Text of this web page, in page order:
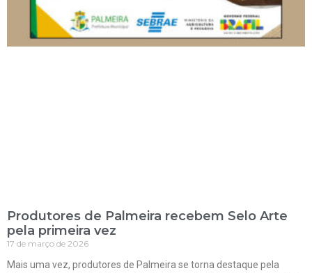
Produtores de Palmeira recebem Selo Arte
pela primeira vez
17 de março de 2026
Mais uma vez, produtores de Palmeira se torna destaque pela